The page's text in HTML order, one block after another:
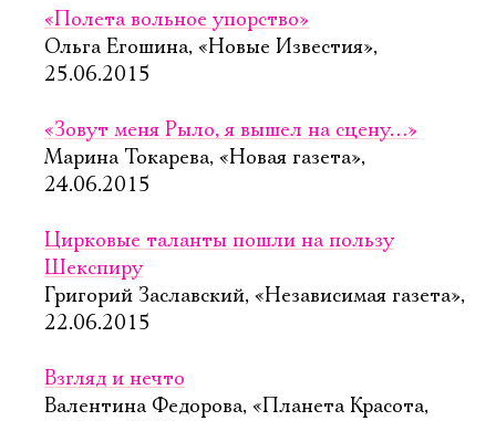
«Полета вольное упорство»
Ольга Егошина, «Новые Известия»,
25.06.2015
«Зовут меня Рыло, я вышел на сцену…»
Марина Токарева, «Новая газета»,
24.06.2015
Цирковые таланты пошли на пользу
Шекспиру
Григорий Заславский, «Независимая газета»,
22.06.2015
Взгляд и нечто
Валентина Федорова, «Планета Красота,